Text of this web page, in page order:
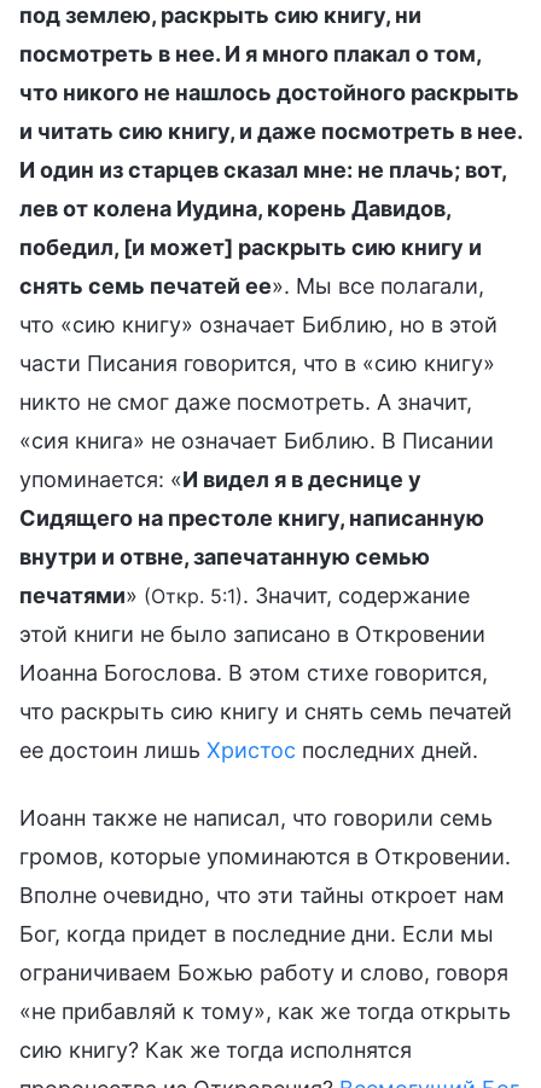
под землею, раскрыть сию книгу, ни
посмотреть в нее. И я много плакал о том,
что никого не нашлось достойного раскрыть
и читать сию книгу, и даже посмотреть в нее.
И один из старцев сказал мне: не плачь; вот,
лев от колена Иудина, корень Давидов,
победил, [и может] раскрыть сию книгу и
снять семь печатей ее». Мы все полагали,
что «сию книгу» означает Библию, но в этой
части Писания говорится, что в «сию книгу»
никто не смог даже посмотреть. А значит,
«сия книга» не означает Библию. В Писании
упоминается: «И видел я в деснице у
Сидящего на престоле книгу, написанную
внутри и отвне, запечатанную семью
печатями» (Откр. 5:1). Значит, содержание
этой книги не было записано в Откровении
Иоанна Богослова. В этом стихе говорится,
что раскрыть сию книгу и снять семь печатей
ее достоин лишь Христос последних дней.
Иоанн также не написал, что говорили семь
громов, которые упоминаются в Откровении.
Вполне очевидно, что эти тайны откроет нам
Бог, когда придет в последние дни. Если мы
ограничиваем Божью работу и слово, говоря
«не прибавляй к тому», как же тогда открыть
сию книгу? Как же тогда исполнятся